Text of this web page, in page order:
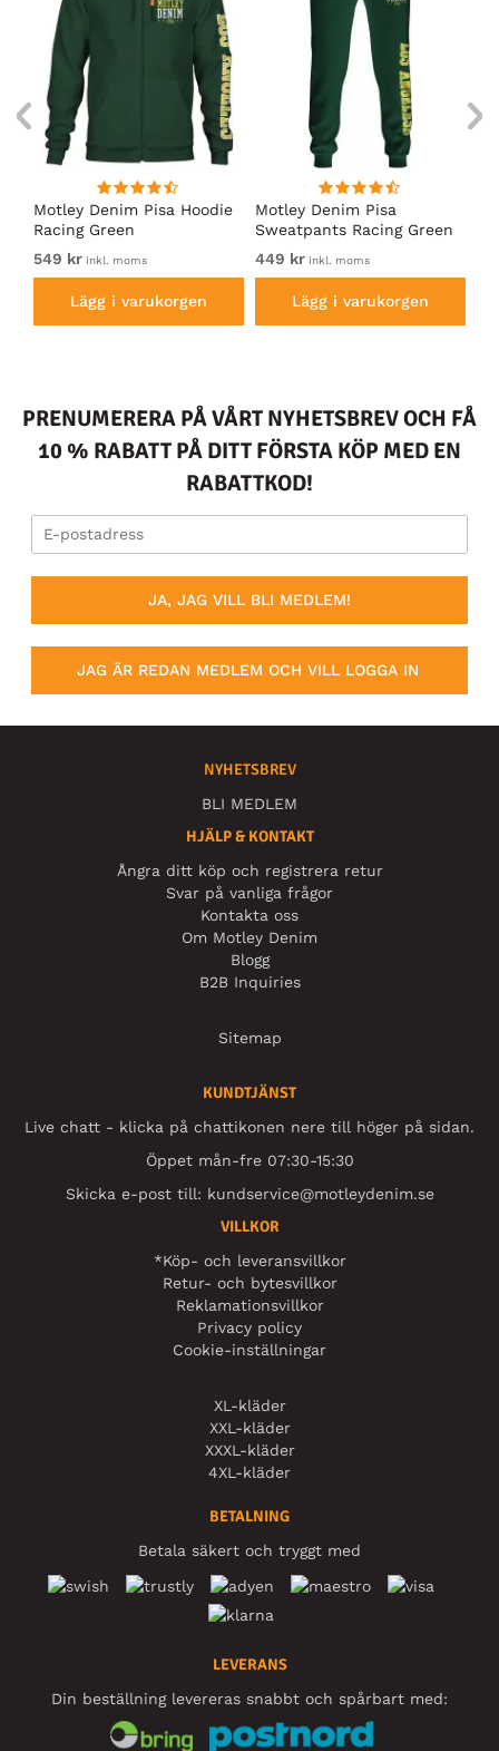
Motley Denim Pisa Hoodie
Racing Green
549 kr inkl. moms
Lägg i varukorgen
Motley Denim Pisa
Sweatpants Racing Green
449 kr inkl. moms
Lägg i varukorgen
PRENUMERERA PÅ VÅRT NYHETSBREV OCH FÅ
10 % RABATT PÅ DITT FÖRSTA KÖP MED EN
RABATTKOD!
JA, JAG VILL BLI MEDLEM!
JAG ÄR REDAN MEDLEM OCH VILL LOGGA IN
NYHETSBREV
BLI MEDLEM
HJÄLP & KONTAKT
Ångra ditt köp och registrera retur
Svar på vanliga frågor
Kontakta oss
Om Motley Denim
Blogg
B2B Inquiries
Sitemap
KUNDTJÄNST
Live chatt - klicka på chattikonen nere till höger på sidan.
Öppet mån-fre 07:30-15:30
Skicka e-post till: kundservice@motleydenim.se
VILLKOR
*Köp- och leveransvillkor
Retur- och bytesvillkor
Reklamationsvillkor
Privacy policy
Cookie-inställningar
XL-kläder
XXL-kläder
XXXL-kläder
4XL-kläder
BETALNING
Betala säkert och tryggt med
LEVERANS
Din beställning levereras snabbt och spårbart med: